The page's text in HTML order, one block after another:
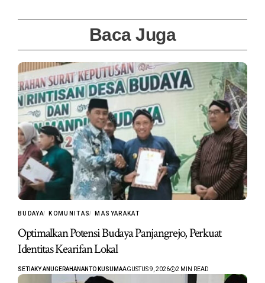
Baca Juga
BUDAYA KOMUNITAS MASYARAKAT
Optimalkan Potensi Budaya Panjangrejo, Perkuat
Identitas Kearifan Lokal
SETIAKY ANUGERAHANANTO KUSUMAAGUSTUS 9, 2026 2 MIN READ